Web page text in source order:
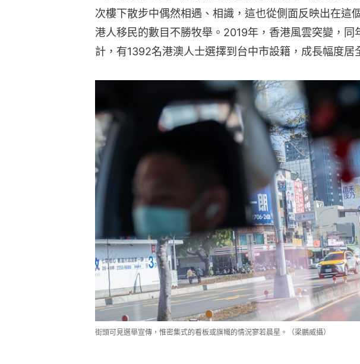
次樓下散步中偶然相遇、相識，這也從側面反映出在這
港人移民的數目不勝牧舉。2019年，香港風雲突變，同
計，有1392名港澳人士選擇到台中市設籍，成長幅度居
街頭可見選舉宣傳，惟密集式的看板或旗幟的情況寥若晨星。（梁鵬威攝）